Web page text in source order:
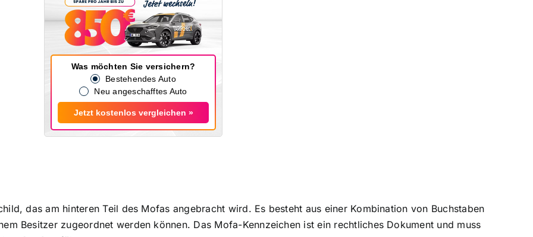
Was möchten Sie versichern?
Bestehendes Auto
Neu angeschafftes Auto
Jetzt kostenlos vergleichen »
das am hinteren Teil des Mofas angebracht wird. Es besteht aus einer Kombination von Buchstaben
Besitzer zugeordnet werden können. Das Mofa-Kennzeichen ist ein rechtliches Dokument und muss